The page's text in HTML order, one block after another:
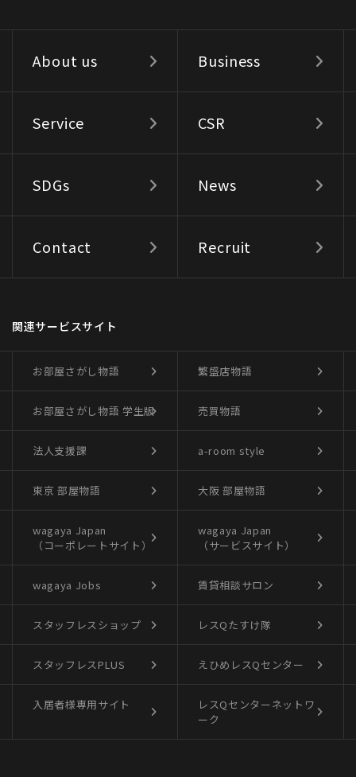
About us Business
Service CSR
SDGs News
Contact Recruit
関連サービスサイト
お部屋さがし物語 繁盛店物語
お部屋さがし物語 学生版 売買物語
法人支援課 a-room style
東京 部屋物語 大阪 部屋物語
wagaya Japan
（コーポレートサイト）
wagaya Japan
（サービスサイト）
wagaya Jobs 賃貸相談サロン
スタッフレスショップ レスQたすけ隊
スタッフレスPLUS えひめレスQセンター
入居者様専用サイト
レスQセンターネットワ
ーク